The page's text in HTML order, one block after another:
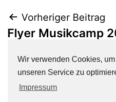
Beitrags-
Navigation
Vorheriger Beitrag
Flyer Musikcamp
Nächster Beitrag
Flyer
Wir verwenden Cookies,
unseren Service zu
Impressum